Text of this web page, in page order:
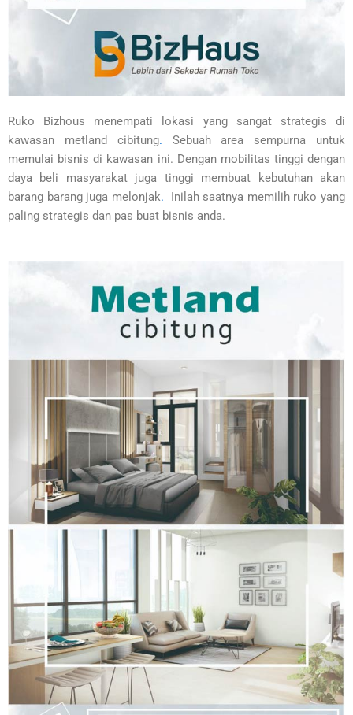
Ruko Bizhous menempati lokasi yang sangat strategis di
kawasan metland cibitung. Sebuah area sempurna untuk
memulai bisnis di kawasan ini. Dengan mobilitas tinggi dengan
daya beli masyarakat juga tinggi membuat kebutuhan akan
barang barang juga melonjak. Inilah saatnya memilih ruko yang
paling strategis dan pas buat bisnis anda.